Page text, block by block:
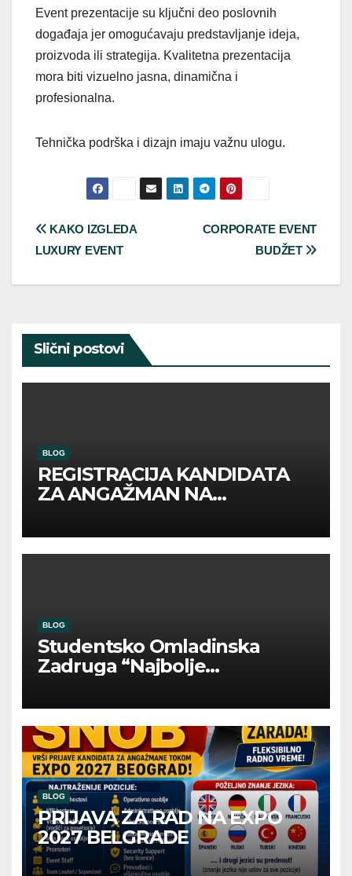
Event prezentacije su ključni deo poslovnih
događaja jer omogućavaju predstavljanje ideja,
proizvoda ili strategija. Kvalitetna prezentacija
mora biti vizuelno jasna, dinamična i
profesionalna.
Tehnička podrška i dizajn imaju važnu ulogu.
Post
CORPORATE EVENT
BUDŽET
KAKO IZGLEDA
LUXURY EVENT
Slični postovi
BLOG
REGISTRACIJA KANDIDATA
ZA ANGAŽMAN NA
BLOG
Studentsko Omladinska
Zadruga “Najbolje
BLOG
PRIJAVA ZA RAD NA EXPO
2027 BELGRADE